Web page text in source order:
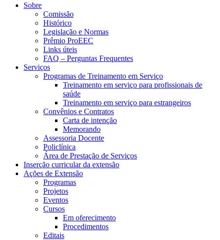
Sobre
Comissão
Histórico
Legislação e Normas
Prêmio ProEEC
Links úteis
FAQ – Perguntas Frequentes
Serviços
Programas de Treinamento em Serviço
Treinamento em serviço para profissionais de
saúde
Treinamento em serviço para estrangeiros
Convênios e Contratos
Carta de intenção
Memorando
Assessoria Docente
Policlínica
Área de Prestação de Serviços
Inserção curricular da extensão
Ações de Extensão
Programas
Projetos
Eventos
Cursos
Em oferecimento
Procedimentos
Editais